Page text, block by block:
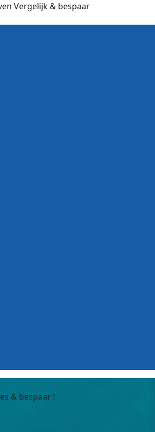
Vergelijk & bespaar
& bespaar !